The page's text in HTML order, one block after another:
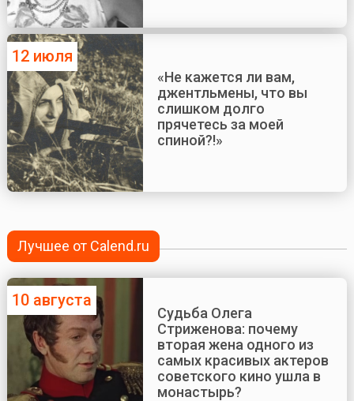
12 июля
«Не кажется ли вам,
джентльмены, что вы
слишком долго
прячетесь за моей
спиной?!»
Лучшее от Calend.ru
10 августа
Судьба Олега
Стриженова: почему
вторая жена одного из
самых красивых актеров
советского кино ушла в
монастырь?